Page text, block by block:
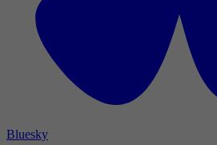
Bluesky